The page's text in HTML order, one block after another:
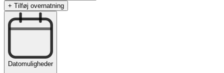
+ Tilføj overnatning
Datomuligheder